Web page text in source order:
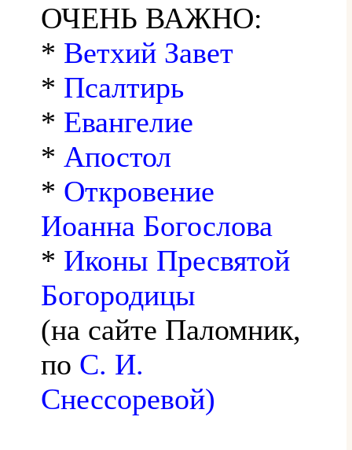
ОЧЕНЬ ВАЖНО:
* Ветхий Завет
* Псалтирь
* Евангелие
* Апостол
* Откровение
Иоанна Богослова
* Иконы Пресвятой
Богородицы
(на сайте Паломник,
по С. И.
Снессоревой)